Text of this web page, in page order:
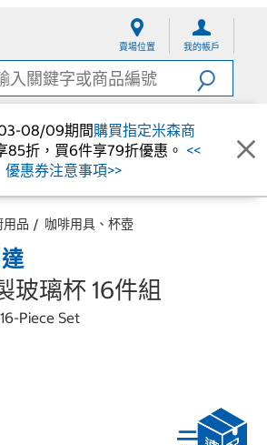
賣場位置 我的帳戶
08/09期間購買指定米森商
85折，買6件享79折優惠。 <<
優惠券注意事項>>
用品 咖啡用具、杯壺
玻璃杯 16件組
Piece Set